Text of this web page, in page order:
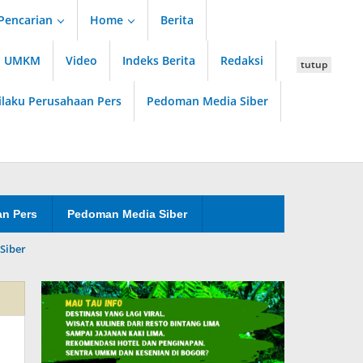
Home Berita
Video Indeks Berita Redaksi
Perusahaan Pers Pedoman Media Siber
Pers Pedoman Media Siber
tutup